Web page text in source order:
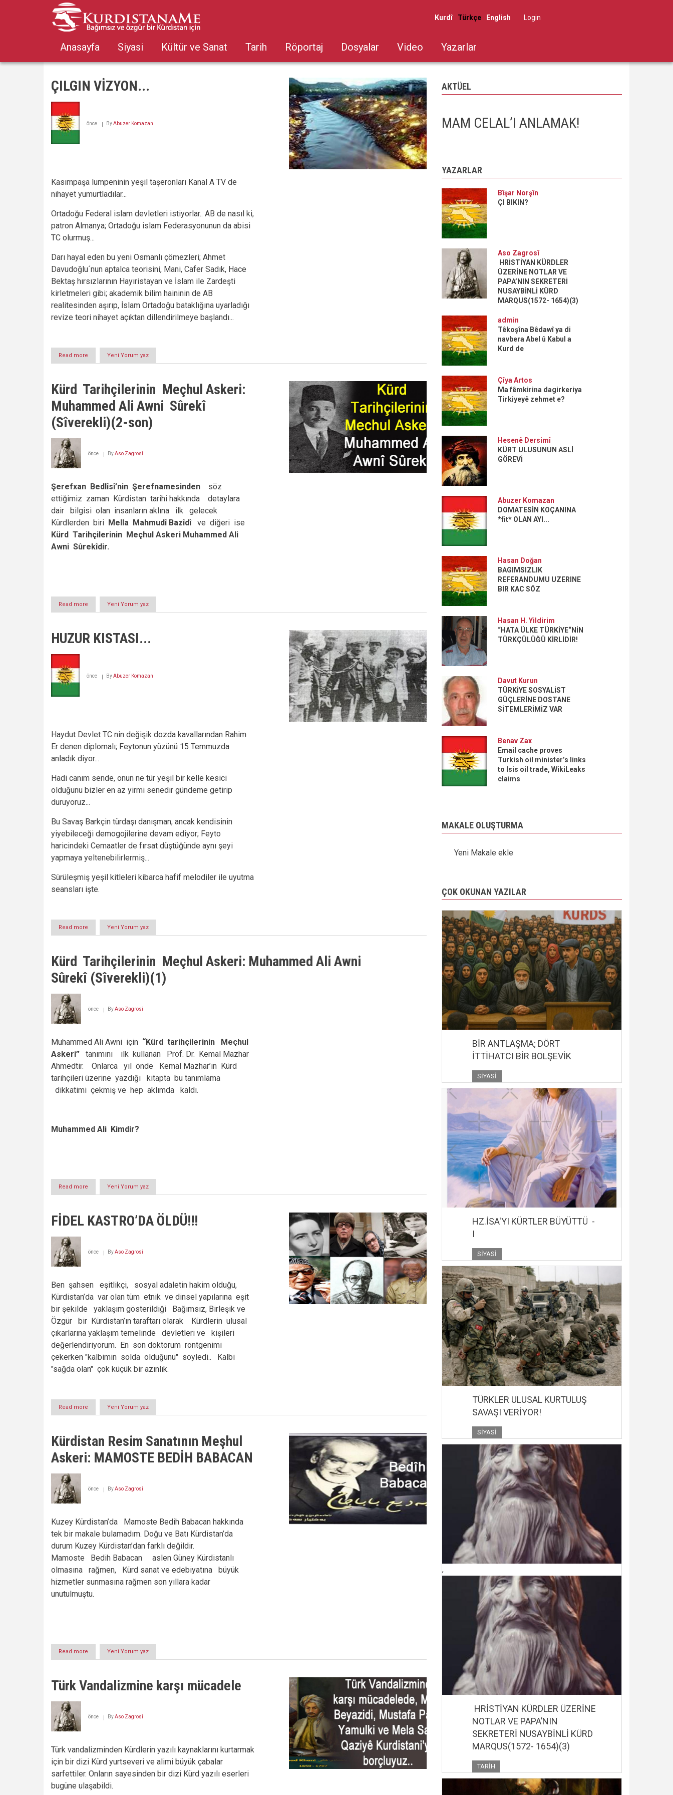
Kurdî Türkçe English
User
menu
Log in
Anasayfa Siyasi Kültür ve Sanat Tarih Röportaj Dosyalar Video Yazarlar
ÇILGIN VİZYON...
önce ByAbuzer Komazan
Kasımpaşa lumpeninin yeşil taşeronları Kanal A TV de
nihayet yumurtladılar...
Ortadoğu Federal islam devletleri istiyorlar.. AB de nasıl ki,
patron Almanya; Ortadoğu islam Federasyonunun da abisi
TC olurmuş...
Darı hayal eden bu yeni Osmanlı çömezleri; Ahmet
Davudoğlu´nun aptalca teorisini, Mani, Cafer Sadık, Hace
Bektaş hırsızlarının Hayıristayan ve İslam ile Zardeşti
kirletmeleri gibi; akademik bilim haininin de AB
realitesinden aşırıp, İslam Ortadoğu bataklığına uyarladığı
revize teori nihayet açıktan dillendirilmeye başlandı...
Read more
ÇILGIN
Yeni Yorum yaz
Kürd Tarihçilerinin Meçhul Askeri:
Muhammed Ali Awni Sûrekî
(Sîverekli)(2-son)
önce ByAso Zagrosî
Şerefxan Bedlîsî’nin Şerefnamesinden
söz
ettiğimiz zaman Kürdistan tarihi hakkında detaylara
dair bilgisi olan insanların aklına ilk gelecek
Kürdlerden biri Mella Mahmudî Bazîdîve diğeri ise
Kürd Tarihçilerinin Meçhul Askeri Muhammed Ali
Awni Sûrekîdir.
Read more
Kürd
Askeri:
Sûrekî
(Sîverekli)
Yeni Yorum yaz
HUZUR KISTASI...
önce ByAbuzer Komazan
Haydut Devlet TC nin değişik dozda kavallarından Rahim
Er denen diplomalı; Feytonun yüzünü 15 Temmuzda
anladık diyor...
Hadi canım sende, onun ne tür yeşil bir kelle kesici
olduğunu bizler en az yirmi senedir gündeme getirip
duruyoruz...
Bu Savaş Barkçin türdaşı danışman, ancak kendisinin
yiyebileceği demogojilerine devam ediyor; Feyto
haricindeki Cemaatler de fırsat düştüğünde aynı şeyi
yapmaya yeltenebilirlermiş...
Sürüleşmiş yeşil kitleleri kibarca hafif melodiler ile uyutma
seansları işte.
Read more
HUZUR
Yeni Yorum yaz
Kürd Tarihçilerinin Meçhul Askeri: Muhammed Ali Awni
Sûrekî (Sîverekli)(1)
önce ByAso Zagrosî
Muhammed Ali Awni için “Kürd tarihçilerinin Meçhul
Askeri” tanımını ilk kullanan Prof. Dr. Kemal Mazhar
Ahmedtir. Onlarca yıl önde Kemal Mazhar’ın Kürd
tarihçileri üzerine yazdığı kitapta bu tanımlama
dikkatimi çekmiş ve hep aklımda kaldı.
Muhammed Ali Kimdir?
Read more
Kürd
Askeri:
Sûrekî
Yeni Yorum yaz
FİDEL KASTRO’DA ÖLDÜ!!!
önce ByAso Zagrosî
Ben şahsen eşitlikçi, sosyal adaletin hakim olduğu,
Kürdistan’da var olan tüm etnik ve dinsel yapılarına eşit
bir şekilde yaklaşım gösterildiği Bağımsız, Birleşik ve
Özgür bir Kürdistan’ın taraftarı olarak Kürdlerin ulusal
çıkarlarına yaklaşım temelinde devletleri ve kişileri
değerlendiriyorum. En son doktorum rontgenimi
çekerken "kalbimin solda olduğunu" söyledi.. Kalbi
"sağda olan" çok küçük bir azınlık.
Read more
FİDEL KASTRO’DA
Yeni Yorum yaz
Kürdistan Resim Sanatının Meşhul
Askeri: MAMOSTE BEDİH BABACAN
önce ByAso Zagrosî
Kuzey Kürdistan’da Mamoste Bedih Babacan hakkında
tek bir makale bulamadım. Doğu ve Batı Kürdistan’da
durum Kuzey Kürdistan’dan farklı değildir.
Mamoste Bedih Babacan aslen Güney Kürdistanlı
olmasına rağmen, Kürd sanat ve edebiyatına büyük
hizmetler sunmasına rağmen son yıllara kadar
unutulmuştu.
Read more
Kürdistan
Meşhul
BABACAN
Yeni Yorum yaz
Türk Vandalizmine karşı mücadele
önce ByAso Zagrosî
Türk vandalizminden Kürdlerin yazılı kaynaklarını kurtarmak
için bir dizi Kürd yurtseveri ve alimi büyük çabalar
sarfettiler. Onların sayesinden bir dizi Kürd yazılı eserleri
bugüne ulaşabildi.
AKTÜEL
MAM CELAL’I ANLAMAK!
YAZARLAR
Bîşar Norşîn
ÇI BIKIN?
Aso Zagrosî
HRİSTİYAN KÜRDLER
ÜZERİNE NOTLAR VE
PAPA’NIN SEKRETERİ
NUSAYBİNLİ KÜRD
MARQUS(1572- 1654)(3)
admin
Têkoşîna Bêdawî ya di
navbera Abel û Kabul a
Kurd de
Çîya Artos
Ma fêmkirina dagirkeriya
Tirkiyeyê zehmet e?
Hesenê Dersimî
KÜRT ULUSUNUN ASLİ
GÖREVİ
Abuzer Komazan
DOMATESİN KOÇANINA
*fit* OLAN AYI...
Hasan Doğan
BAGIMSIZLIK
REFERANDUMU UZERINE
BIR KAC SÖZ
Hasan H. Yildirim
“HATA ÜLKE TÜRKİYE“NİN
TÜRKÇÜLÜĞÜ KİRLİDİR!
Davut Kurun
TÜRKİYE SOSYALİST
GÜÇLERİNE DOSTANE
SİTEMLERİMİZ VAR
Benav Zax
Email cache proves
Turkish oil minister’s links
to Isis oil trade, WikiLeaks
claims
MAKALE OLUŞTURMA
Yeni Makale ekle
ÇOK OKUNAN YAZILAR
BİR ANTLAŞMA; DÖRT
İTTİHATCI BİR BOLŞEVİK
SIYASI
HZ.İSA'YI KÜRTLER BÜYÜTTÜ -
I
SIYASI
TÜRKLER ULUSAL KURTULUŞ
SAVAŞI VERİYOR!
SIYASI
,
HRİSTİYAN KÜRDLER ÜZERİNE
NOTLAR VE PAPA’NIN
SEKRETERİ NUSAYBİNLİ KÜRD
MARQUS(1572- 1654)(3)
TARIH